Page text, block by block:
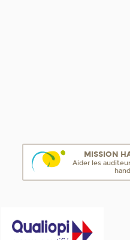
MISSION
Aider les